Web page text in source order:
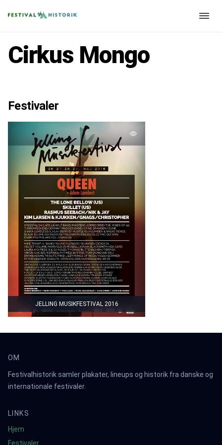
Cirkus Mongo
Festivaler
JELLING MUSIKFESTIVAL 2016
OM
Festivalhistorik samler plakater, lineups og historik fra danske og
internationale festivaler.
LINKS
Hjem
Festivaler